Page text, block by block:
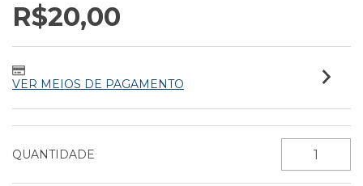
R$20,00
VER MEIOS DE PAGAMENTO
QUANTIDADE